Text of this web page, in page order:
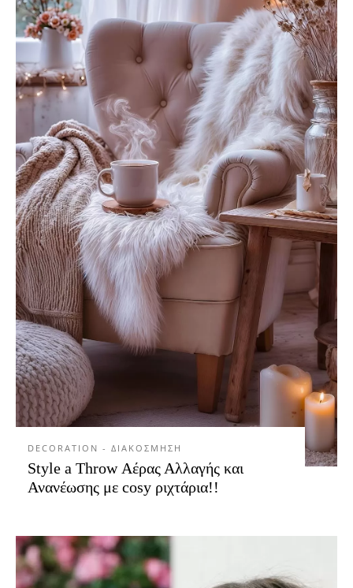
DECORATION - ΔΙΑΚΟΣΜΗΣΗ
Style a Throw Αέρας Αλλαγής και
Ανανέωσης με cosy ριχτάρια!!